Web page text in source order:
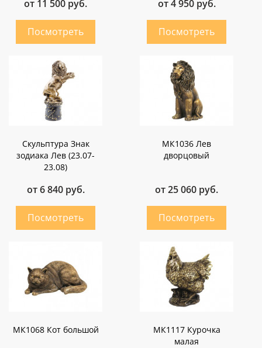
от 11 500 руб. от 4 950 руб.
Скульптура Знак
зодиака Лев (23.07-
23.08)
от 6 840 руб.
МК1036 Лев
дворцовый
от 25 060 руб.
МК1068 Кот большой
МК1117 Курочка
малая